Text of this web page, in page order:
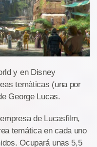
y en Disney
temáticas (una por
George Lucas.
de Lucasfilm,
temática en cada uno
Ocupará unas 5,5